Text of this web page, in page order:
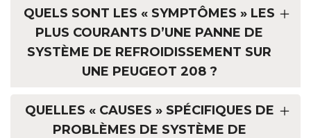
QUELS SONT LES « SYMPTÔMES » LES
PLUS COURANTS D’UNE PANNE DE
SYSTÈME DE REFROIDISSEMENT SUR
UNE PEUGEOT 208 ?
QUELLES « CAUSES » SPÉCIFIQUES DE
PROBLÈMES DE SYSTÈME DE